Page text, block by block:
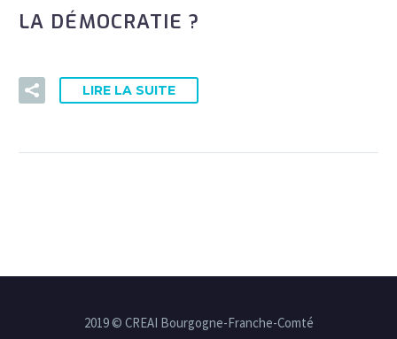
LA DÉMOCRATIE ?
LIRE LA SUITE
2019 © CREAI Bourgogne-Franche-Comté